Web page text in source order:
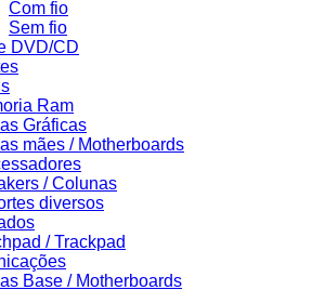
Com fio
Sem fio
DVD/CD
Ram
Gráficas
mães / Motherboards
/ Colunas
diversos
/ Trackpad
Base / Motherboards